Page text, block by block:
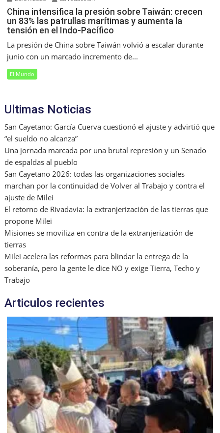
China intensifica la presión sobre Taiwán: crecen
un 83% las patrullas marítimas y aumenta la
tensión en el Indo-Pacífico
La presión de China sobre Taiwán volvió a escalar durante
junio con un marcado incremento de...
El Mundo
Ultimas Noticias
San Cayetano: García Cuerva cuestionó el ajuste y advirtió que
“el sueldo no alcanza”
Una jornada marcada por una brutal represión y un Senado
de espaldas al pueblo
San Cayetano 2026: todas las organizaciones sociales
marchan por la continuidad de Volver al Trabajo y contra el
ajuste de Milei
El retorno de Rivadavia: la extranjerización de las tierras que
propone Milei
Misiones se moviliza en contra de la extranjerización de
tierras
Milei acelera las reformas para blindar la entrega de la
soberanía, pero la gente le dice NO y exige Tierra, Techo y
Trabajo
Articulos recientes